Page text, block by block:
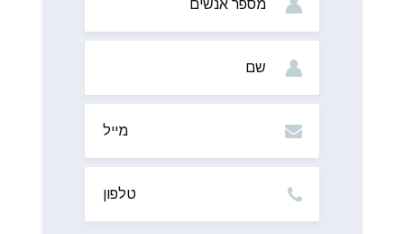
אנשים